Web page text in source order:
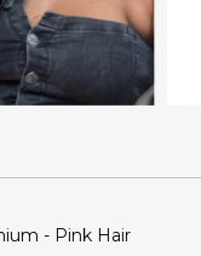
- Pink Hair